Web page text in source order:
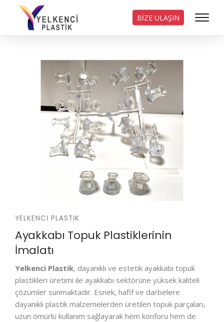
BİZE ULAŞIN
YELKENCI PLASTIK
Ayakkabı Topuk Plastiklerinin
İmalatı
Yelkenci Plastik, dayanıklı ve estetik ayakkabı topuk
plastikleri üretimi ile ayakkabı sektörüne yüksek kaliteli
çözümler sunmaktadır. Esnek, hafif ve darbelere
dayanıklı plastik malzemelerden üretilen topuk parçaları,
uzun ömürlü kullanım sağlayarak hem konforu hem de